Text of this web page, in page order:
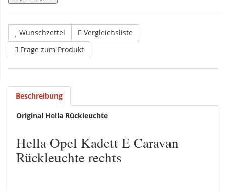
Wunschzettel
Vergleichsliste
Frage zum Produkt
Beschreibung
Original Hella Rückleuchte
Hella Opel Kadett E Caravan
Rückleuchte rechts